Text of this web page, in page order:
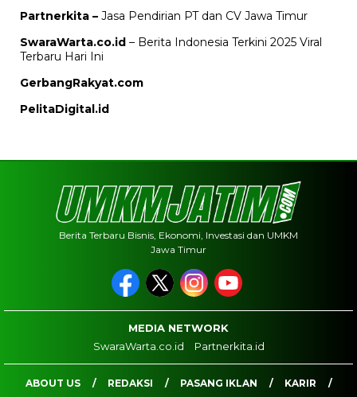
Partnerkita – Jasa Pendirian PT dan CV Jawa Timur
SwaraWarta.co.id – Berita Indonesia Terkini 2025 Viral
Terbaru Hari Ini
GerbangRakyat.com
PelitaDigital.id
Berita Terbaru Bisnis, Ekonomi, Investasi dan UMKM
Jawa Timur
MEDIA NETWORK
SwaraWarta.co.id
Partnerkita.id
ABOUT US REDAKSI PASANG IKLAN
KARIR